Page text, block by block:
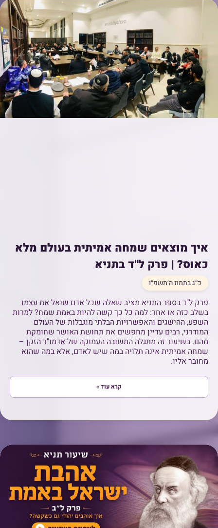
איך מוצאים שמחה אמיתית בעולם מלא
כאוס? | פרק ל"ד בתניא
כ״ג בתמוז ה׳תשפ״ו
פרק ל"ד בספר התניא מציב שאלה שכל אדם שואל את עצמו
בשלב כזה או אחר: למה כל כך קשה להיות באמת שמח? למרות
השפע, ההישגים והאפשרויות הבלתי מוגבלות של העולם
המודרני, רבים עדיין מחפשים את תחושת האושר שחומקת
מהם. בשיעור זה מתגלה התשובה העמוקה של אדמו"ר הזקן –
שמחה אמיתית אינה תלויה במה שיש לאדם, אלא במה שהוא
מחובר אליו.
קרא עוד »